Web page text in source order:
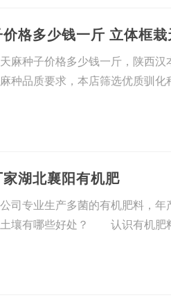
麻种子价格多少钱一斤，陕西
种品质要求，本店筛选优质驯
湖北襄阳有机肥
专业生产多菌的有机肥料，年
土壤有哪些好处？ 认识有机